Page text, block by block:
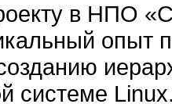
в НПО
опыт
системе